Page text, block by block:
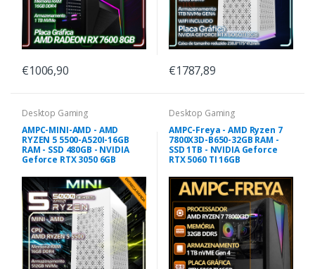
€1006,90 €1787,89
Desktop Gaming
AMPC-MINI-AMD - AMD
RYZEN 5 5500-A520I-16GB
RAM - SSD 480GB - NVIDIA
Geforce RTX 3050 6GB
Desktop Gaming
AMPC-Freya - AMD Ryzen 7
7800X3D-B650-32GB RAM -
SSD 1TB - NVIDIA Geforce
RTX 5060 TI 16GB